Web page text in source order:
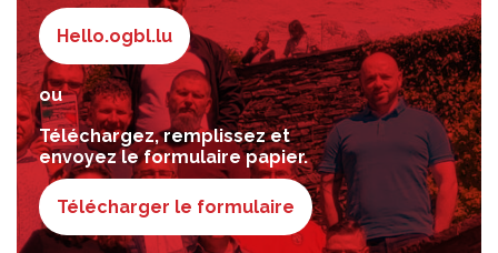
Hello.ogbl.lu
ou
Téléchargez, remplissez et
envoyez le formulaire papier.
Télécharger le formulaire